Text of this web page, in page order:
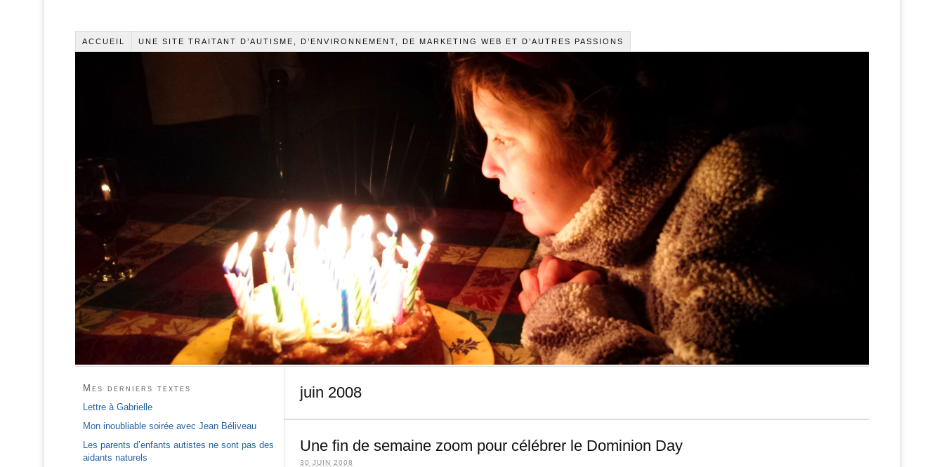
ACCUEIL UNE SITE TRAITANT D’AUTISME, D’ENVIRONNEMENT, DE MARKETING WEB ET D’AUTRES PASSIONS
juin 2008
Une fin de semaine zoom pour célébrer le Dominion Day
30 JUIN 2008
Mes derniers textes
Lettre à Gabrielle
Mon inoubliable soirée avec Jean Béliveau
Les parents d’enfants autistes ne sont pas des
aidants naturels